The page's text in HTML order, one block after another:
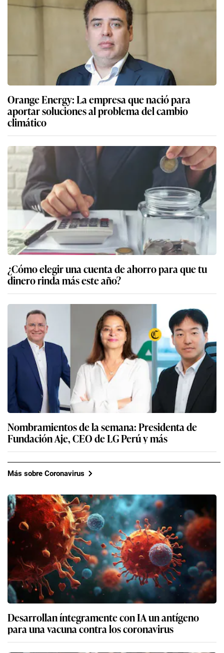
Orange Energy: La empresa que nació para
aportar soluciones al problema del cambio
climático
¿Cómo elegir una cuenta de ahorro para que tu
dinero rinda más este año?
Nombramientos de la semana: Presidenta de
Fundación Aje, CEO de LG Perú y más
Más sobre Coronavirus
Desarrollan íntegramente con IA un antígeno
para una vacuna contra los coronavirus